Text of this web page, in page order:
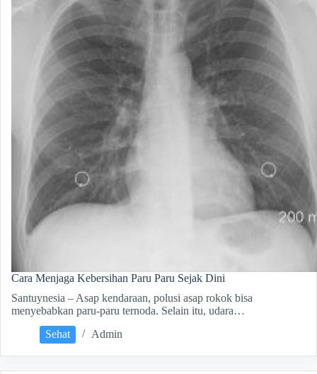
Cara Menjaga Kebersihan Paru Paru Sejak Dini
Santuynesia – Asap kendaraan, polusi asap rokok bisa
menyebabkan paru-paru ternoda. Selain itu, udara…
Sehat
Admin